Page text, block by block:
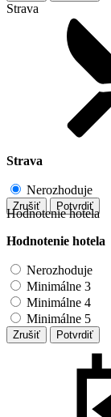
Strava
Strava
Nerozhoduje
Zrušiť Potvrdiť
Hodnotenie hotela
Hodnotenie hotela
Nerozhoduje
Minimálne 3
Minimálne 4
Minimálne 5
Zrušiť Potvrdiť